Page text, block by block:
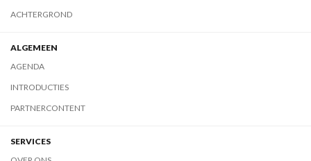
ACHTERGROND
ALGEMEEN
AGENDA
INTRODUCTIES
PARTNERCONTENT
SERVICES